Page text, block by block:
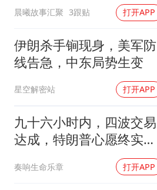
晨曦故事汇聚 3跟贴 打开APP
伊朗杀手锏现身，美军防
线告急，中东局势生变
星空解密站 打开APP
九十六小时内，四波交易
达成，特朗普心愿终实
现，中美合作不可逆
奏响生命乐章 打开APP